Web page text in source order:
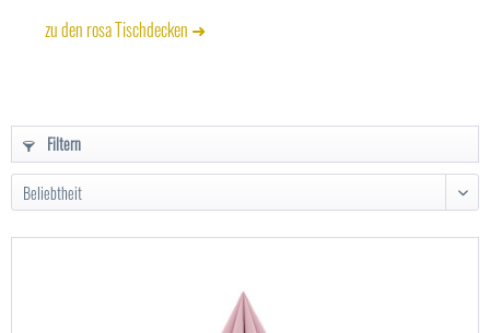
zu den rosa Tischdecken ➜
Filtern